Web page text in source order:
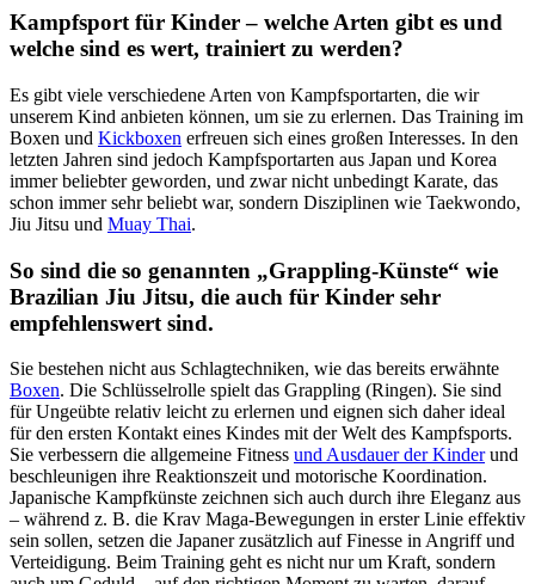
Kampfsport für Kinder – welche Arten gibt es und
welche sind es wert, trainiert zu werden?
Es gibt viele verschiedene Arten von Kampfsportarten, die wir
unserem Kind anbieten können, um sie zu erlernen. Das Training im
Boxen und Kickboxen erfreuen sich eines großen Interesses. In den
letzten Jahren sind jedoch Kampfsportarten aus Japan und Korea
immer beliebter geworden, und zwar nicht unbedingt Karate, das
schon immer sehr beliebt war, sondern Disziplinen wie Taekwondo,
Jiu Jitsu und Muay Thai.
So sind die so genannten „Grappling-Künste“ wie
Brazilian Jiu Jitsu, die auch für Kinder sehr
empfehlenswert sind.
Sie bestehen nicht aus Schlagtechniken, wie das bereits erwähnte
Boxen. Die Schlüsselrolle spielt das Grappling (Ringen). Sie sind
für Ungeübte relativ leicht zu erlernen und eignen sich daher ideal
für den ersten Kontakt eines Kindes mit der Welt des Kampfsports.
Sie verbessern die allgemeine Fitness und Ausdauer der Kinderund
beschleunigen ihre Reaktionszeit und motorische Koordination.
Japanische Kampfkünste zeichnen sich auch durch ihre Eleganz aus
– während z. B. die Krav Maga-Bewegungen in erster Linie effektiv
sein sollen, setzen die Japaner zusätzlich auf Finesse in Angriff und
Verteidigung. Beim Training geht es nicht nur um Kraft, sondern